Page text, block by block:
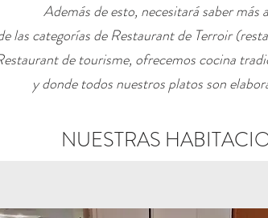
Además de esto, necesitará saber más
las categorías de Restaurant de Terroir
de tourisme, ofrecemos cocina
y donde todos nuestros platos son
NUESTRAS